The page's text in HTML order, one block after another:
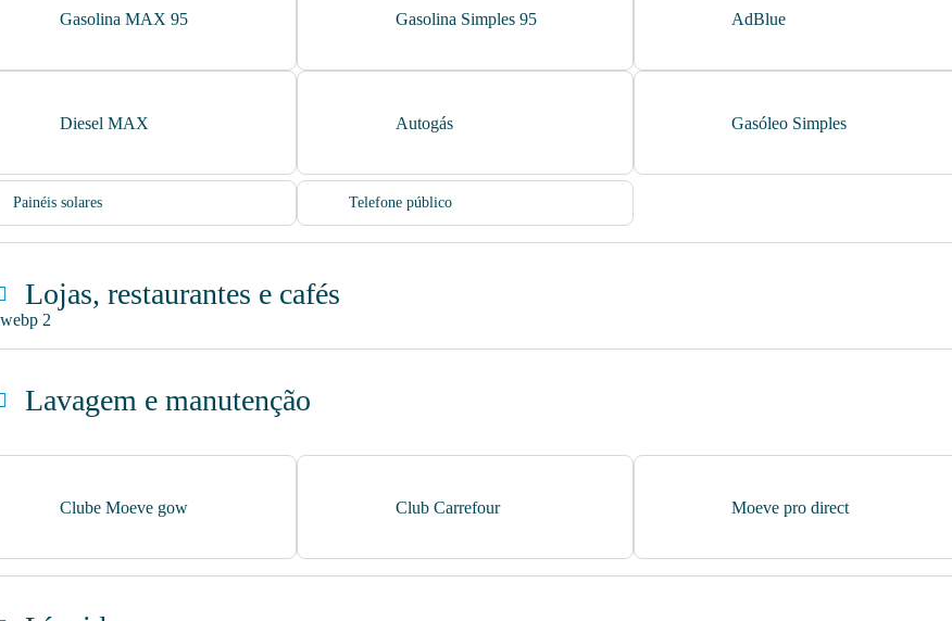
Gasolina MAX 95 Gasolina Simples 95 AdBlue
Diesel MAX Autogás Gasóleo Simples
Painéis solares Telefone público
Lojas, restaurantes e cafés
Lavagem e manutenção
Clube Moeve gow Club Carrefour Moeve pro direct